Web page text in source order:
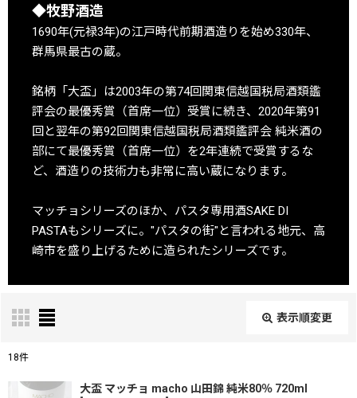
◆牧野酒造
1690年(元禄3年)の江戸時代前期酒造りを始め330年、
群馬県最古の蔵。
銘柄「大盃」は2003年の第74回関東信越国税局酒類鑑
評会の最優秀賞（首席一位）受賞に続き、2020年第91
回と翌年の第92回関東信越国税局酒類鑑評会 純米酒の
部にて最優秀賞（首席一位）を2年連続で受賞するな
ど、酒造りの技術力も非常に高い蔵になります。
マッチョシリーズのほか、パスタ専用酒SAKE DI
PASTAもシリーズに。"パスタの街"と言われる地元、高
崎市を盛り上げるために造られたシリーズです。
表示順変更
表示数:
18件
大盃 マッチョ macho 山田錦 純米80％ 720ml